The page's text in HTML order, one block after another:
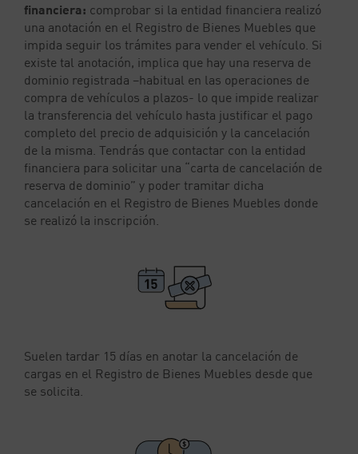
financiera: comprobar si la entidad financiera realizó
una anotación en el Registro de Bienes Muebles que
impida seguir los trámites para vender el vehículo. Si
existe tal anotación, implica que hay una reserva de
dominio registrada –habitual en las operaciones de
compra de vehículos a plazos- lo que impide realizar
la transferencia del vehículo hasta justificar el pago
completo del precio de adquisición y la cancelación
de la misma. Tendrás que contactar con la entidad
financiera para solicitar una “carta de cancelación de
reserva de dominio” y poder tramitar dicha
cancelación en el Registro de Bienes Muebles donde
se realizó la inscripción.
Suelen tardar 15 días en anotar la cancelación de
cargas en el Registro de Bienes Muebles desde que
se solicita.